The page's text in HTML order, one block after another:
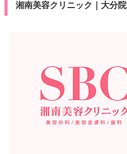
湘南美容クリニック｜大分院